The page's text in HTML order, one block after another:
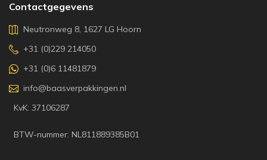
Contactgegevens
Neutronweg 8, 1627 LG Hoorn
+31 (0)229 214050
+31 (0)6 11481879
info@baasverpakkingen.nl
KvK: 37106287
BTW-nummer: NL811889385B01